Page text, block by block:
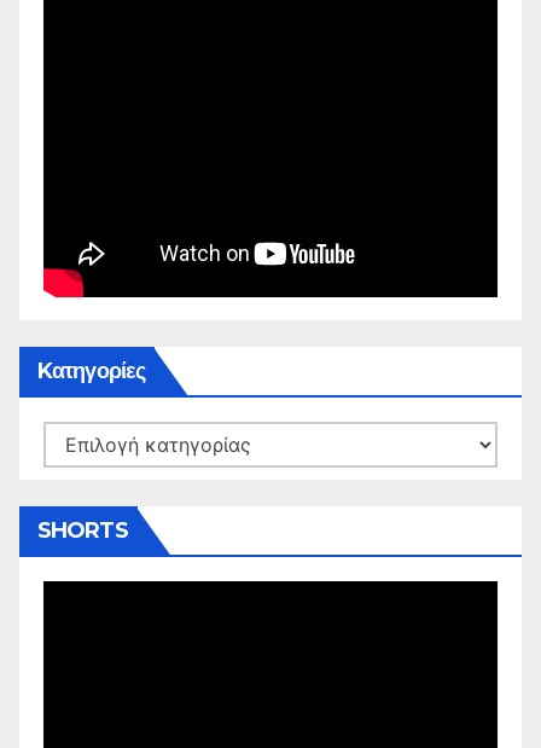
Kατηγορίες
Kατηγορίες
SHORTS